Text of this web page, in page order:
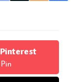
Pinterest
Pin